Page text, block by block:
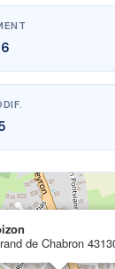
de Chabron